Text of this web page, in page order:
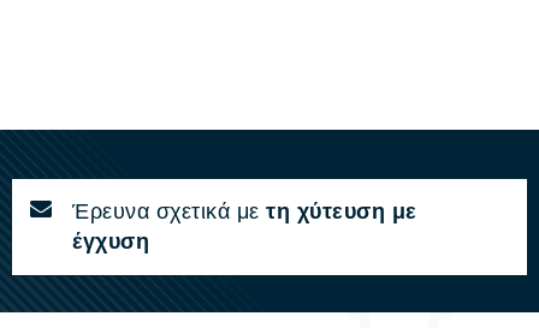
Έρευνα σχετικά με τη χύτευση με
έγχυση